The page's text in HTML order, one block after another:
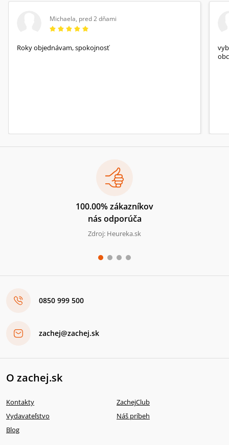
Michaela, pred 2 dňami
Roky objednávam, spokojnosť
100.00% zákazníkov
nás odporúča
Zdroj: Heureka.sk
0850 999 500
zachej@zachej.sk
O zachej.sk
Kontakty
ZachejClub
Vydavateľstvo
Náš príbeh
Blog